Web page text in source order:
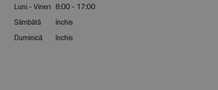
Luni - Vineri 8:00 - 17:00
Sâmbătă
închis
Duminică
închis